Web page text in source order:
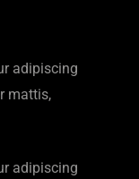
adipiscing
mattis,
adipiscing